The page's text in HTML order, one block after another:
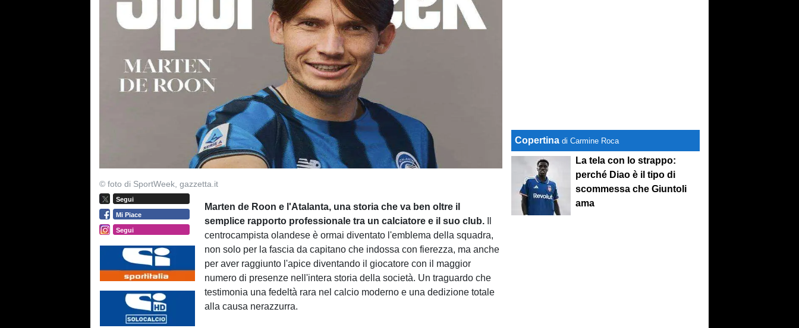
© foto di SportWeek, gazzetta.it
Segui
Mi Piace
Segui
Marten de Roon e l'Atalanta, una storia che va ben oltre il
semplice rapporto professionale tra un calciatore e il suo club.
centrocampista olandese è ormai diventato l'emblema della squadra,
non solo per la fascia da capitano che indossa con fierezza, ma anche
per aver raggiunto l'apice diventando il giocatore con il maggior
numero di presenze nell'intera storia della società. Un traguardo che
testimonia una fedeltà rara nel calcio moderno e una dedizione totale
alla causa nerazzurra.
Copertina di Carmine Roca
La tela con lo strappo:
perché Diao è il tipo di
scommessa che Giuntoli
ama